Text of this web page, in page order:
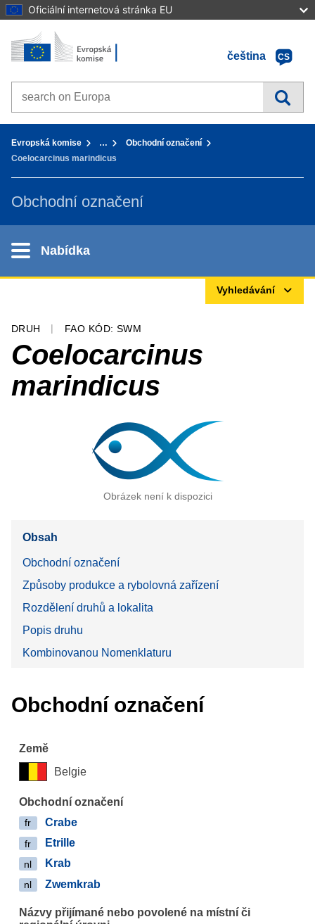
Oficiální internetová stránka EU
Přejít k obsahu
Home - Evropská komise
čeština
CS
Search on Europa websites
Evropská komise …
Obchodní označení
Coelocarcinus marindicus
Obchodní označení
Nabídka
Vyhledávání
DRUH FAO KÓD: SWM
Coelocarcinus
marindicus
Obrázek není k dispozici
Obsah
Obchodní označení
Způsoby produkce a rybolovná zařízení
Rozdělení druhů a lokalita
Popis druhu
Kombinovanou Nomenklaturu
Obchodní označení
Belgie
fr Crabe
fr Etrille
nl Krab
nl Zwemkrab